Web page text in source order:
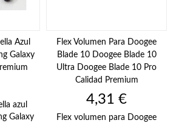
Azul
Galaxy
azul
Galaxy
Flex Volumen Para Doogee
Blade 10 Doogee Blade 10
Ultra Doogee Blade 10 Pro
Calidad Premium
Precio
4,31 €
Flex volumen para Doogee